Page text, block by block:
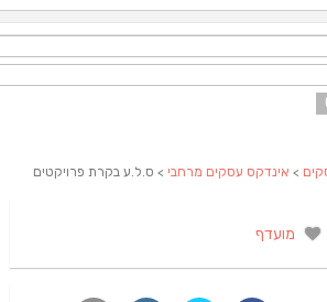
> אינדקס עסקים מרחבי > ס.ל.ע בקרת פרויקטים
מועדף